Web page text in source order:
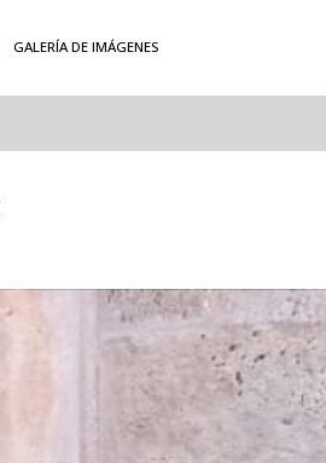
GALERÍA DE IMÁGENES